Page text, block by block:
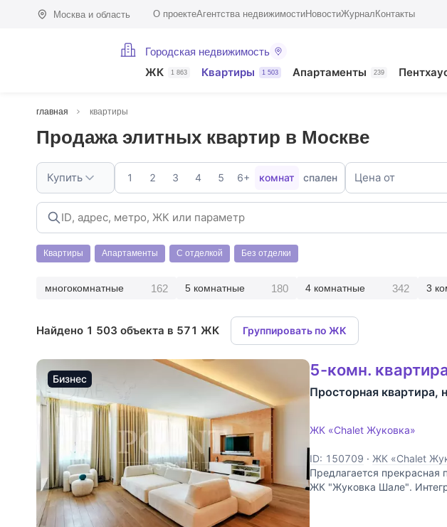
Москва и область О проектеАгентства недвижимостиНовостиЖурнал Контакты
Городская недвижимость
ЖК 1 863 Квартиры 1 503 Апартаменты 239
главная квартиры
Продажа элитных квартир в Москве
Купить 1 2 3 4 5 6+ комнат спален Цена от
Квартиры Апартаменты С отделкой Без отделки
многокомнатные 162 5 комнатные 180 4 комнатные 342 3
Найдено 1 503 объекта в 571 ЖК Группировать по ЖК
Бизнес 5-комн.
Просторная квартира,
ЖК «Chalet Жуковка»
ID: 150709 · ЖК «Chalet
Предлагается прекрасная
ЖК "Жуковка Шале".